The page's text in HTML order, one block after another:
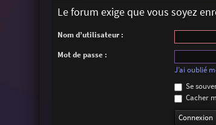
Le forum exige que vous soyez
Nom d’utilisateur :
Mot de passe :
J’ai oublié
Se
Cacher